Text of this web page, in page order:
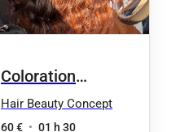
Coloration
végétale
Hair Beauty Concept
60 € • 01 h 30